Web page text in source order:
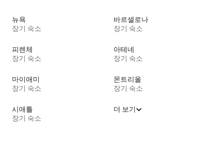
뉴욕
장기 숙소
바르셀로나
장기 숙소
피렌체
장기 숙소
아테네
장기 숙소
마이애미
장기 숙소
몬트리올
장기 숙소
시애틀
장기 숙소
더 보기